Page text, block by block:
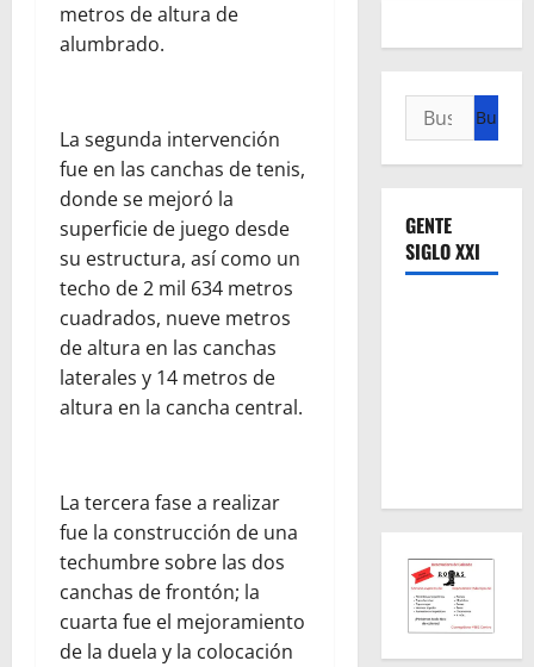
metros de altura de
alumbrado.
La segunda intervención
fue en las canchas de tenis,
donde se mejoró la
superficie de juego desde
su estructura, así como un
techo de 2 mil 634 metros
cuadrados, nueve metros
de altura en las canchas
laterales y 14 metros de
altura en la cancha central.
La tercera fase a realizar
fue la construcción de una
techumbre sobre las dos
canchas de frontón; la
cuarta fue el mejoramiento
de la duela y la colocación
Buscar:
GENTE
SIGLO XXI